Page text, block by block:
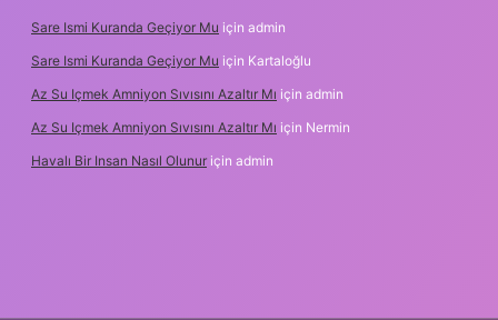
Sare Ismi Kuranda Geçiyor Mu için admin
Sare Ismi Kuranda Geçiyor Mu için Kartaloğlu
Az Su Içmek Amniyon Sıvısını Azaltır Mı için admin
Az Su Içmek Amniyon Sıvısını Azaltır Mı için Nermin
Havalı Bir Insan Nasıl Olunur için admin